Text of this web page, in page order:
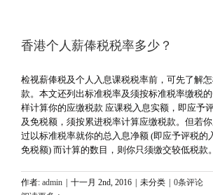
香港个人薪俸税税率多少？
检视薪俸税及个人入息课税税率前，可先了解
款。本文还列出标准税率及须按标准税率缴税
样计算你的应缴税款 应课税入息实额，即应予
及免税额，须按累进税率计算应缴税款。但若
过以标准税率就你的总入息净额 (即应予评税的
免税额) 而计算的数目，则你只须缴交较低税
作者: admin | 十一月 2nd, 2016 | 未分类 | 0条评论